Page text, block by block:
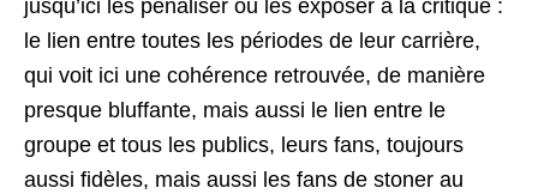
jusqu’ici les pénaliser ou les exposer à la critique :
le lien entre toutes les périodes de leur carrière,
qui voit ici une cohérence retrouvée, de manière
presque bluffante, mais aussi le lien entre le
groupe et tous les publics, leurs fans, toujours
aussi fidèles, mais aussi les fans de stoner au